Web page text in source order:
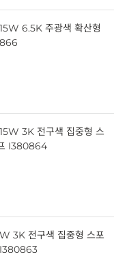
6.5K 주광색 확산형
3K 전구색 집중형 스
I380864
3K 전구색 집중형 스포
I380863